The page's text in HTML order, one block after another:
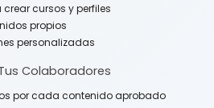
cursos y perfiles
propios
personalizadas
Colaboradores
por cada contenido aprobado